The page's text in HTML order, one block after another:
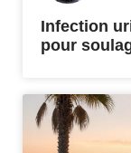
Infection
pour